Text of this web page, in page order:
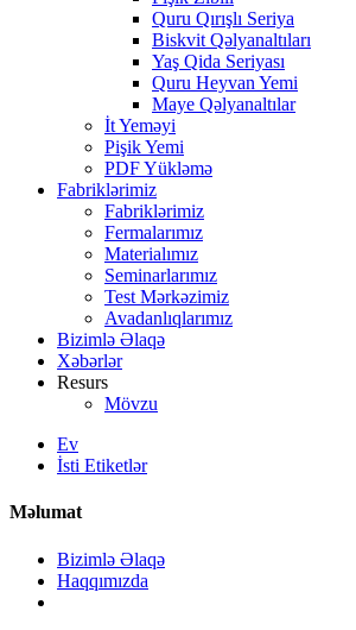
Quru Qırışlı Seriya
Biskvit Qəlyanaltıları
Yaş Qida Seriyası
Quru Heyvan Yemi
Maye Qəlyanaltılar
İt Yeməyi
Pişik Yemi
PDF Yükləmə
Fabriklərimiz
Fabriklərimiz
Fermalarımız
Materialımız
Seminarlarımız
Test Mərkəzimiz
Avadanlıqlarımız
Bizimlə Əlaqə
Xəbərlər
Resurs
Mövzu
Ev
İsti Etiketlər
Məlumat
Bizimlə Əlaqə
Haqqımızda